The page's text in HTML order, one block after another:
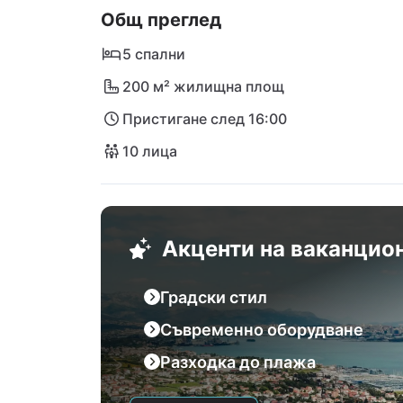
вилата, са напълно препоръчителни.
вечерта в бар или кафе. За
на 8 км от вилата.
Общ преглед
5 спални
200 м² жилищна площ
Пристигане след 16:00
10 лица
Акценти на
Градски стил
Съвременно оборудване
Разходка до плажа